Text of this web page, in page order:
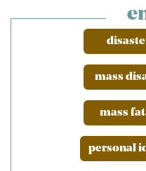
mass
mass
personal